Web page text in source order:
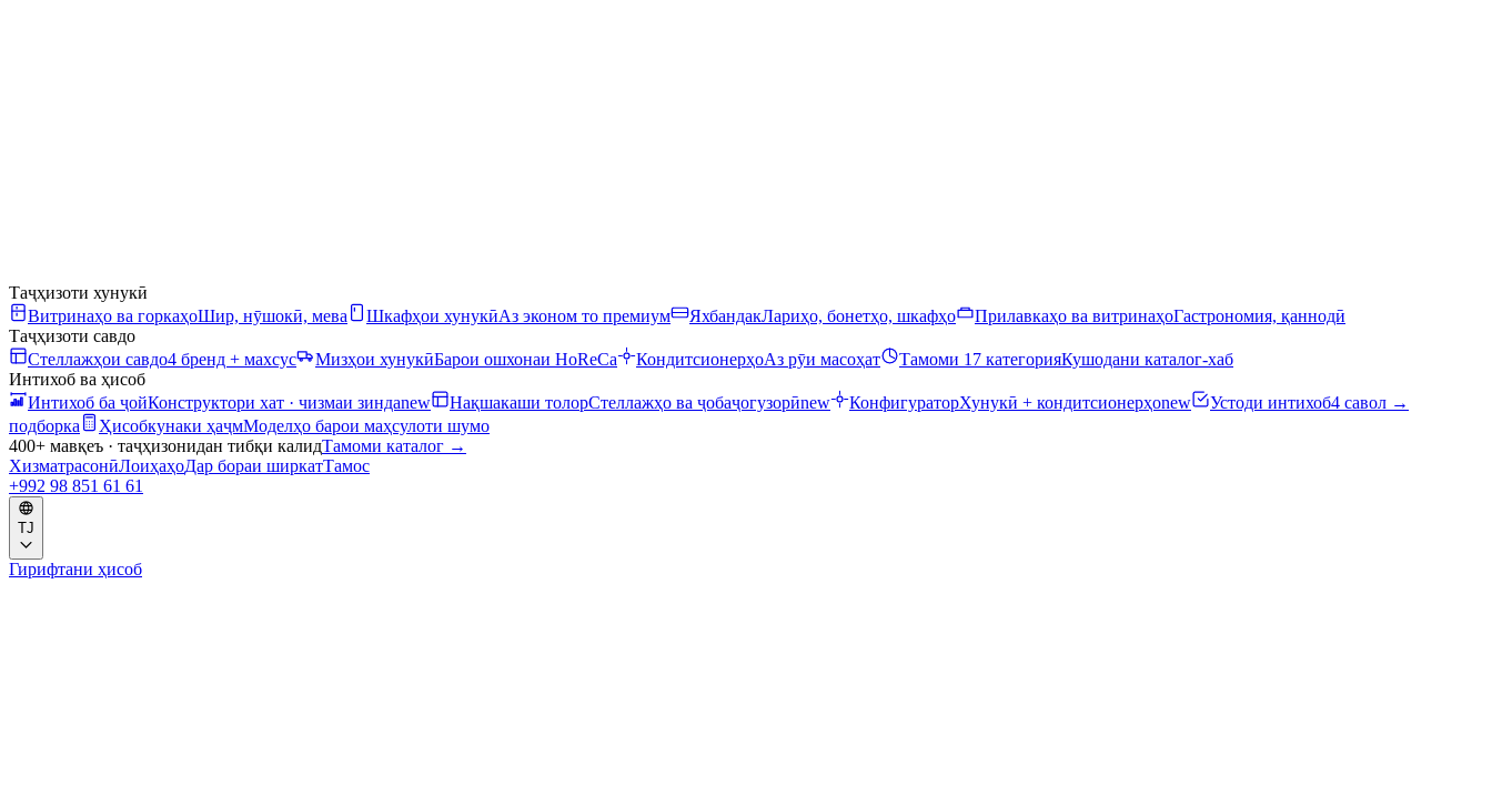
Таҷҳизоти хунукӣ
Витринаҳо ва горкаҳоШир, нӯшокӣ, мева Шкафҳои хунукӣАз эконом то премиум ЯхбандакЛариҳо, бонетҳо, шкафҳо Прилавкаҳо ва витринаҳоГастрономия, қаннодӣ
Таҷҳизоти савдо
Стеллажҳои савдо4 бренд + махсус Мизҳои хунукӣБарои ошхонаи HoReCa КондитсионерҳоАз рӯи масоҳат Тамоми 17 категорияКушодани каталог-хаб
Интихоб ва ҳисоб
Интихоб ба ҷойКонструктори хат · чизмаи зиндаnew Нақшакаши толорСтеллажҳо ва ҷобаҷогузорӣnew КонфигураторХунукӣ + кондитсионерҳоnew Устоди интихоб4 савол →
подборка
Ҳисобкунаки ҳаҷмМоделҳо барои маҳсулоти шумо
400+ мавқеъ · таҷҳизонидан тибқи калидТамоми каталог →
ХизматрасонӣЛоиҳаҳоДар бораи ширкатТамос
+992 98 851 61 61
TJ
Гирифтани ҳисоб